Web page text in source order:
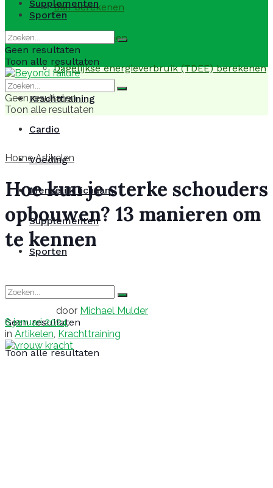
BMI berekenen
BMR berekenen
Dagelijkse energieverbruik (TDEE) berekenen
Krachttraining
Cardio
Voeding
Menselijk lichaam
Supplementen
Sporten
Geen resultaten
Toon alle resultaten
Supplementen
Sporten
Geen resultaten
Toon alle resultaten
Geen resultaten
Toon alle resultaten
Home Artikelen
Hoe kun je sterke schouders
opbouwen? 13 manieren om
te kennen
door Michael Mulder
8 januari 2024
in Artikelen, Krachttraining